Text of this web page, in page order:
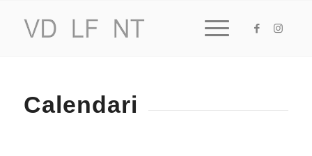
Calendari